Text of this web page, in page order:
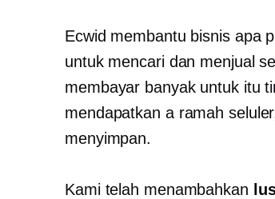
Ecwid membantu bisnis
untuk mencari dan menjual
membayar banyak untuk itu
mendapatkan a ramah
menyimpan.
Kami telah menambahkan